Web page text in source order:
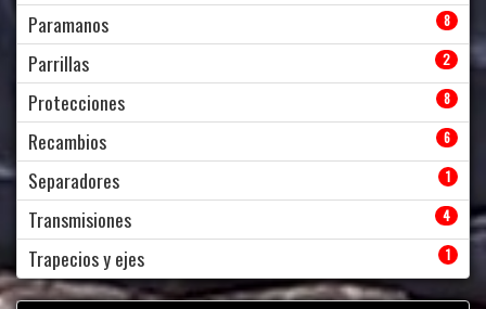
Paramanos 8
Parrillas 2
Protecciones 8
Recambios 6
Separadores 1
Transmisiones 4
Trapecios y ejes 1